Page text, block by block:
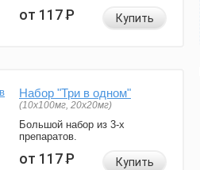
от 117Р Купить
Набор "Три в одном"
(10x100мг, 20x20мг)
Большой набор из 3-х
препаратов.
от 117Р Купить